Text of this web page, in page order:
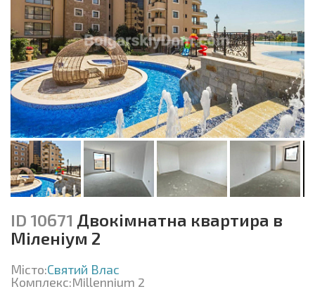
ID 10671 Двокімнатна квартира в
Міленіум 2
Місто:Святий Влас
Комплекс:Millennium 2